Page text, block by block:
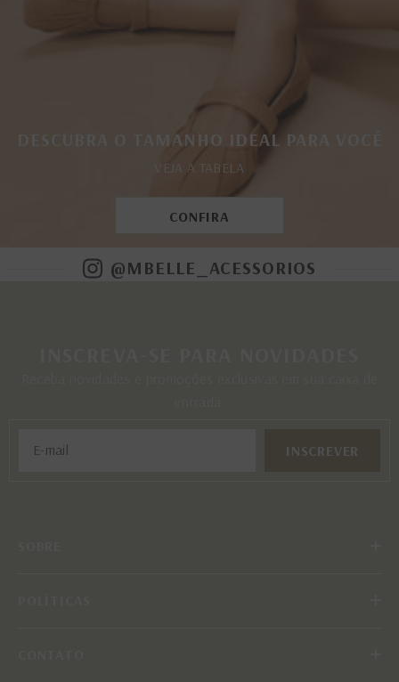
DESCUBRA O TAMANHO IDEAL PARA VOCÊ
VEJA A TABELA
CONFIRA
@MBELLE_ACESSORIOS
INSCREVER